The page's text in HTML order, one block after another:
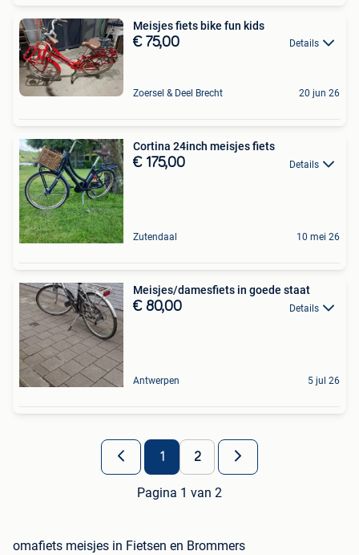
Meisjes fiets bike fun kids
€ 75,00 Details
Zoersel & Deel Brecht 20 jun 26
Cortina 24inch meisjes fiets
€ 175,00 Details
Zutendaal 10 mei 26
Meisjes/damesfiets in goede staat
€ 80,00 Details
Antwerpen 5 jul 26
1 2
Pagina 1 van 2
omafiets meisjes in Fietsen en Brommers